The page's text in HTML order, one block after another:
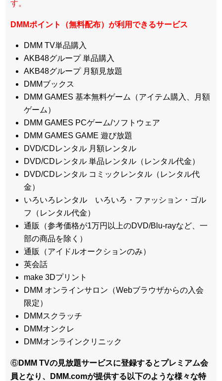
す。
DMMポイント（無料配布）が利用できるサービス
DMM TV単品購入
AKB48グループ 単品購入
AKB48グループ 月額見放題
DMMブックス
DMM GAMES 基本無料ゲーム（アイテム購入、月額
ゲーム）
DMM GAMES PCゲーム/ソフトウェア
DMM GAMES GAME 遊び放題
DVD/CDレンタル 月額レンタル
DVD/CDレンタル 単品レンタル（レンタル代金）
DVD/CDレンタル コミックレンタル（レンタル代
金）
いろいろレンタル いろいろ・ファッション・ゴル
フ（レンタル代金）
通販（参考価格が1万円以上のDVD/Blu-rayなど、一
部の商品を除く）
通販（アイドルオークションのみ）
英会話
make 3Dプリント
DMM オンラインサロン（Webブラウザからの入会
限定）
DMMスクラッチ
DMMオンクレ
DMMオンラインクリニック
⑥DMM TVの見放題サービスに登録するとプレミアム会
員となり、DMM.comが提供する以下のような様々な特